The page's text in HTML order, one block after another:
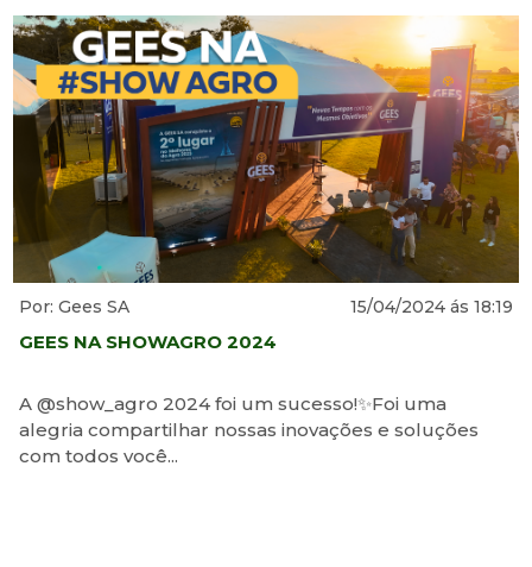
Por: Gees SA 15/04/2024 ás 18:19
GEES NA SHOWAGRO 2024
A @show_agro 2024 foi um sucesso!✨Foi uma
alegria compartilhar nossas inovações e soluções
com todos você...